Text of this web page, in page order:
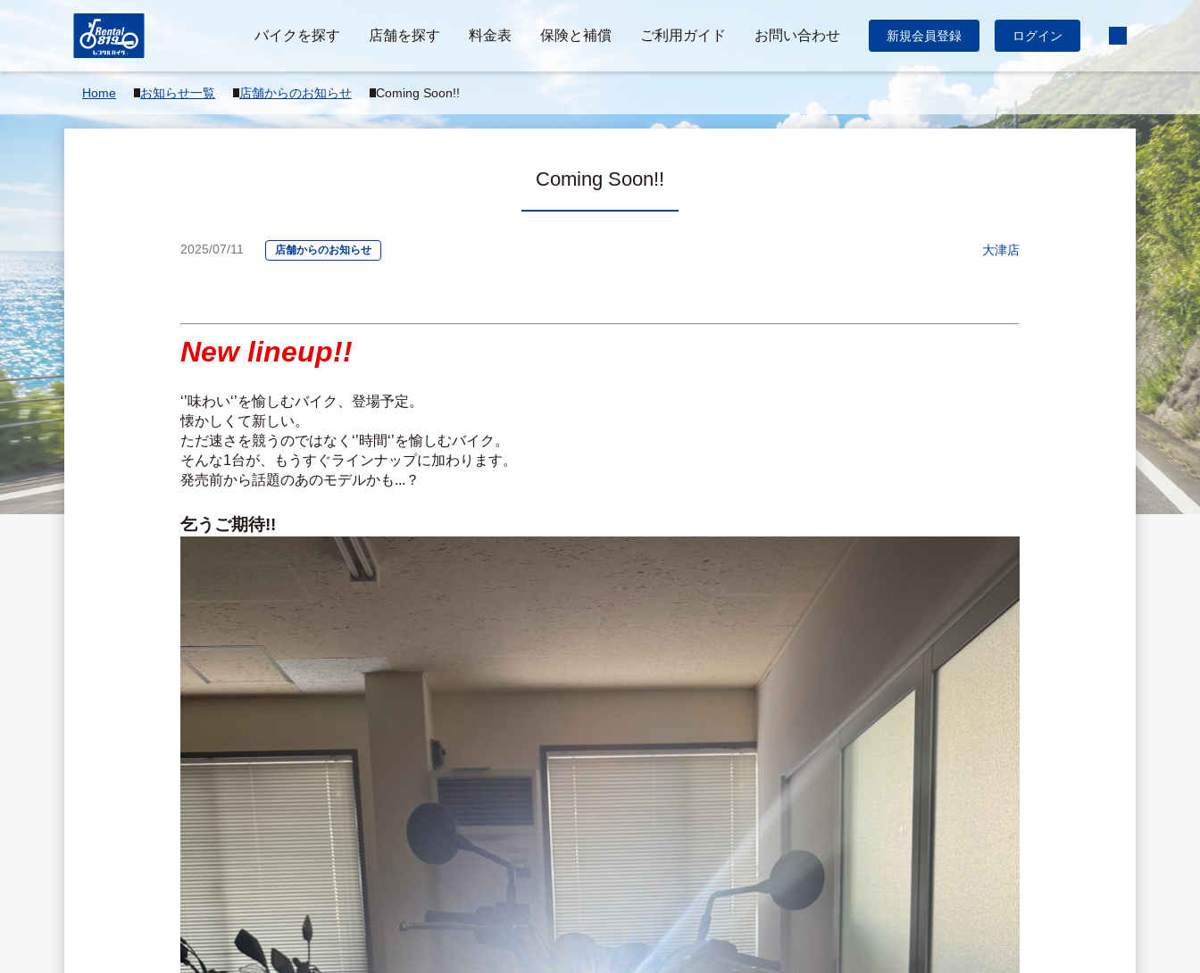
バイクを探す 店舗を探す 料金表 保険と補償 ご利用ガイド お問い合わせ 新規会員登録 ログイン
Home お知らせ一覧 店舗からのお知らせ Coming Soon!!
Coming Soon!!
2025/07/11 店舗からのお知らせ 大津店
New lineup!!
‘’味わい‘’を愉しむバイク、登場予定。
懐かしくて新しい。
ただ速さを競うのではなく‘’時間‘’を愉しむバイク。
そんな1台が、もうすぐラインナップに加わります。
発売前から話題のあのモデルかも...？
乞うご期待!!